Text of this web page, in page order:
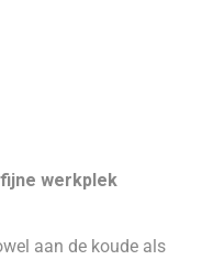
werkplek
aan de koude als